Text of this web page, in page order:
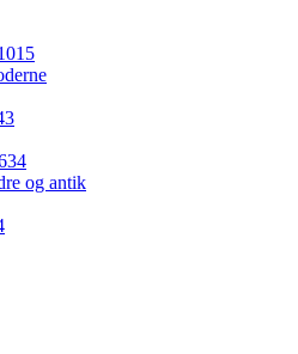
og antik